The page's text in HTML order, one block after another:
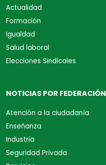
Actualidad
Formación
Igualdad
Salud laboral
Elecciones Sindicales
NOTICIAS POR FEDERACIÓN
Atención a la ciudadanía
Enseñanza
Industria
Seguridad Privada